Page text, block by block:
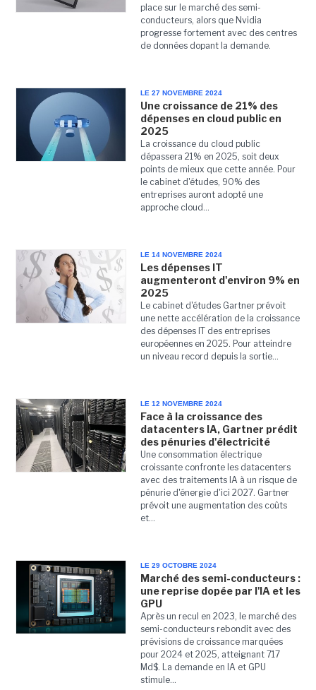
place sur le marché des semi-
conducteurs, alors que Nvidia
progresse fortement avec des centres
de données dopant la demande.
LE 27 NOVEMBRE 2024
Une croissance de 21% des
dépenses en cloud public en
2025
La croissance du cloud public
dépassera 21% en 2025, soit deux
points de mieux que cette année. Pour
le cabinet d'études, 90% des
entreprises auront adopté une
approche cloud...
LE 14 NOVEMBRE 2024
Les dépenses IT
augmenteront d'environ 9% en
2025
Le cabinet d'études Gartner prévoit
une nette accélération de la croissance
des dépenses IT des entreprises
européennes en 2025. Pour atteindre
un niveau record depuis la sortie...
LE 12 NOVEMBRE 2024
Face à la croissance des
datacenters IA, Gartner prédit
des pénuries d'électricité
Une consommation électrique
croissante confronte les datacenters
avec des traitements IA à un risque de
pénurie d'énergie d'ici 2027. Gartner
prévoit une augmentation des coûts
et...
LE 29 OCTOBRE 2024
Marché des semi-conducteurs :
une reprise dopée par l'IA et les
GPU
Après un recul en 2023, le marché des
semi-conducteurs rebondit avec des
prévisions de croissance marquées
pour 2024 et 2025, atteignant 717
Md$. La demande en IA et GPU
stimule...